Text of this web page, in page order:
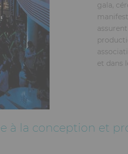
gala,
et dans
à la conception et